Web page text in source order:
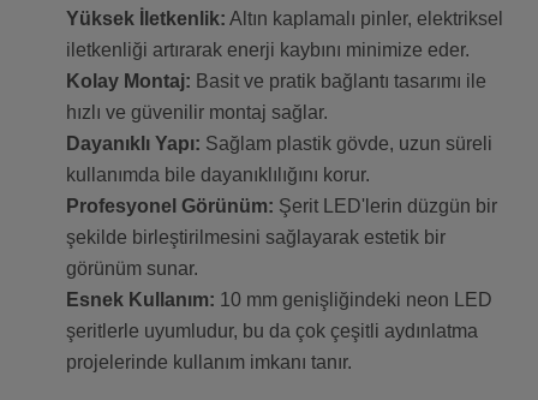
Yüksek İletkenlik: Altın kaplamalı pinler, elektriksel
iletkenliği artırarak enerji kaybını minimize eder.
Kolay Montaj: Basit ve pratik bağlantı tasarımı ile
hızlı ve güvenilir montaj sağlar.
Dayanıklı Yapı: Sağlam plastik gövde, uzun süreli
kullanımda bile dayanıklılığını korur.
Profesyonel Görünüm: Şerit LED'lerin düzgün bir
şekilde birleştirilmesini sağlayarak estetik bir
görünüm sunar.
Esnek Kullanım: 10 mm genişliğindeki neon LED
şeritlerle uyumludur, bu da çok çeşitli aydınlatma
projelerinde kullanım imkanı tanır.